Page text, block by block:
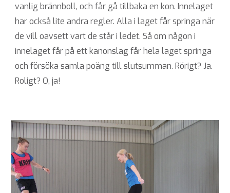
vanlig brännboll, och får gå tillbaka en kon. Innelaget
har också lite andra regler. Alla i laget får springa när
de vill oavsett vart de står i ledet. Så om någon i
innelaget får på ett kanonslag får hela laget springa
och försöka samla poäng till slutsumman. Rörigt? Ja.
Roligt? O, ja!